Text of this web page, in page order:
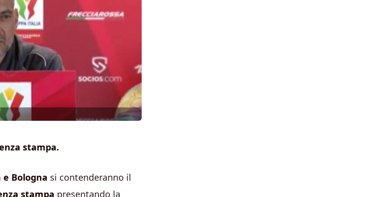
stampa.
e Bologna si contenderanno il
stampa presentando la